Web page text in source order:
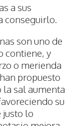
a sus
conseguirlo.
son uno de
contiene, y
o merienda
propuesto
sal aumenta
su
justo lo